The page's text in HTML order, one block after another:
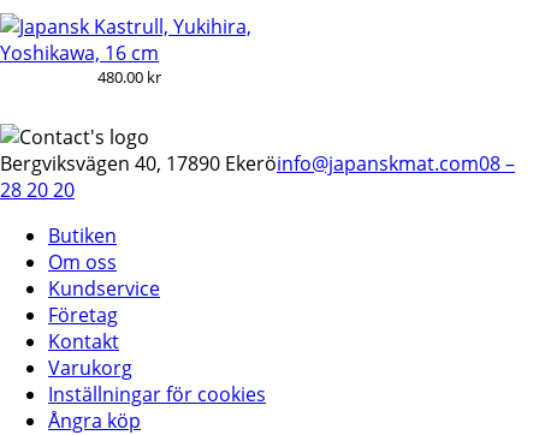
480.00 kr
Bergviksvägen 40, 17890 Ekeröinfo@japanskmat.com08 –
28 20 20
Butiken
Om oss
Kundservice
Företag
Kontakt
Varukorg
Inställningar för cookies
Ångra köp